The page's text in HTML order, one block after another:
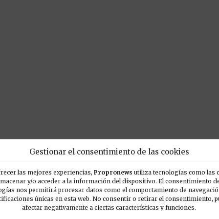
Gestionar el consentimiento de las cookies
las mejores experiencias, Propronews utiliza tecnologías como las
y/o acceder a la información del dispositivo. El consentimiento
nos permitirá procesar datos como el comportamiento de
únicas en esta web. No consentir o retirar el consentimiento,
afectar negativamente a ciertas características y funciones.
POPULARES